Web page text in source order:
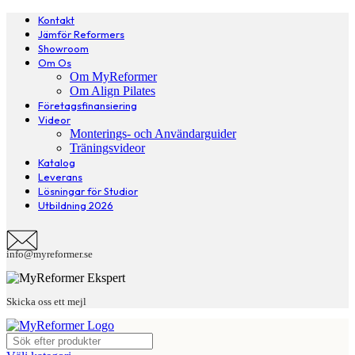
Kontakt
Jämför Reformers
Showroom
Om Os
Om MyReformer
Om Align Pilates
Företagsfinansiering
Videor
Monterings- och Användarguider
Träningsvideor
Katalog
Leverans
Lösningar för Studior
Utbildning 2026
info@myreformer.se
Skicka oss ett mejl